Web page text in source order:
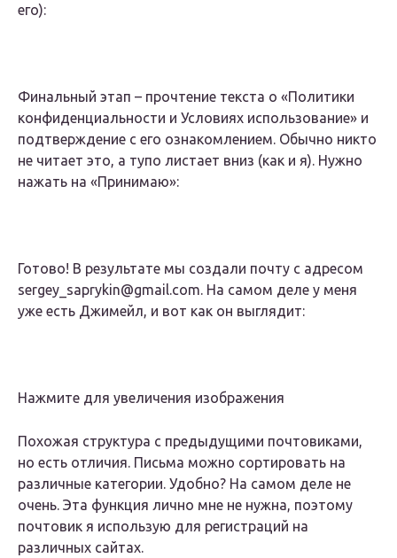
его):
Финальный этап – прочтение текста о «Политики
конфиденциальности и Условиях использование» и
подтверждение с его ознакомлением. Обычно никто
не читает это, а тупо листает вниз (как и я). Нужно
нажать на «Принимаю»:
Готово! В результате мы создали почту с адресом
sergey_saprykin@gmail.com. На самом деле у меня
уже есть Джимейл, и вот как он выглядит:
Нажмите для увеличения изображения
Похожая структура с предыдущими почтовиками,
но есть отличия. Письма можно сортировать на
различные категории. Удобно? На самом деле не
очень. Эта функция лично мне не нужна, поэтому
почтовик я использую для регистраций на
различных сайтах.